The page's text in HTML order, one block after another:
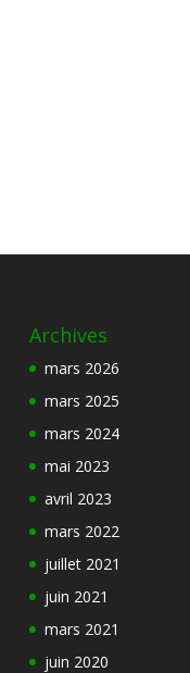
Archives
mars 2026
mars 2025
mars 2024
mai 2023
avril 2023
mars 2022
juillet 2021
juin 2021
mars 2021
juin 2020